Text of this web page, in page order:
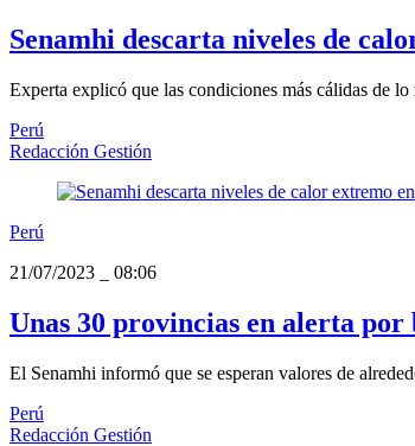
Senamhi descarta niveles de
Experta explicó que las condiciones más cálidas de
Perú
Redacción Gestión
Perú
21/07/2023
08:06
Unas 30 provincias en alerta por
El Senamhi informó que se esperan valores de
Perú
Redacción Gestión